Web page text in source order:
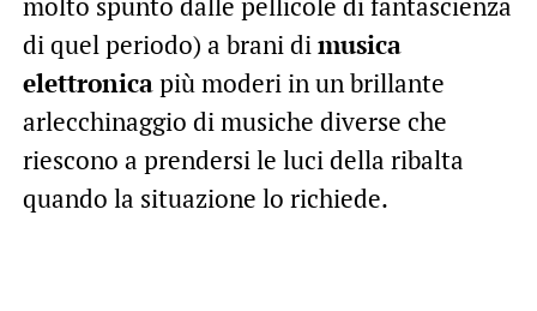
di quel periodo) a brani dimusica
elettronicapiù moderi in un brillante
arlecchinaggio di musiche diverse che
riescono a prendersi le luci della ribalta
quando la situazione lo richiede.